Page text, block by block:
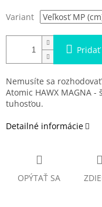
Variant
Pridať
Nemusíte sa
Atomic HAWX MAGNA
tuhosťou.
Detailné informácie
OPÝTAŤ SA